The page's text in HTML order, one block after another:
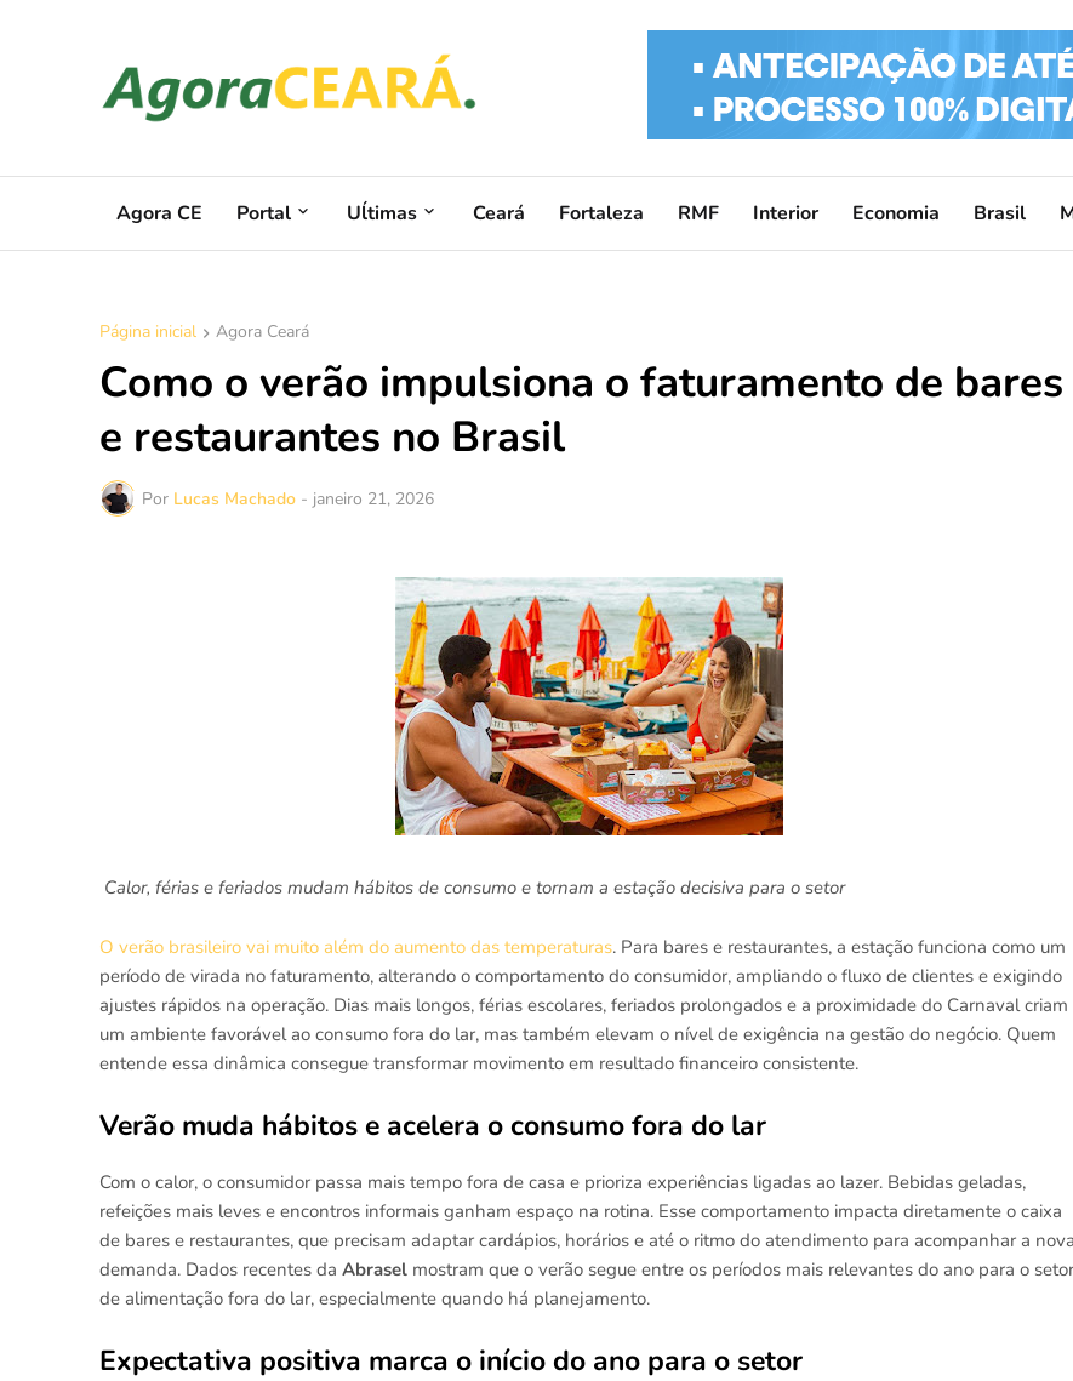
Agora CE Portal Uĺtimas Ceará Fortaleza RMF Interior Economia Brasil
Página inicial Agora Ceará
Como o verão impulsiona o faturamento de bares
e restaurantes no Brasil
Por Lucas Machado - janeiro 21, 2026
Calor, férias e feriados mudam hábitos de consumo e tornam a estação decisiva para o setor
O verão brasileiro vai muito além do aumento das temperaturas. Para bares e restaurantes, a estação funciona como um
período de virada no faturamento, alterando o comportamento do consumidor, ampliando o fluxo de clientes e exigindo
ajustes rápidos na operação. Dias mais longos, férias escolares, feriados prolongados e a proximidade do Carnaval criam
um ambiente favorável ao consumo fora do lar, mas também elevam o nível de exigência na gestão do negócio. Quem
entende essa dinâmica consegue transformar movimento em resultado financeiro consistente.
Verão muda hábitos e acelera o consumo fora do lar
Com o calor, o consumidor passa mais tempo fora de casa e prioriza experiências ligadas ao lazer. Bebidas geladas,
refeições mais leves e encontros informais ganham espaço na rotina. Esse comportamento impacta diretamente o caixa
de bares e restaurantes, que precisam adaptar cardápios, horários e até o ritmo do atendimento para acompanhar a nova
demanda. Dados recentes da Abrasel mostram que o verão segue entre os períodos mais relevantes do ano para o setor
de alimentação fora do lar, especialmente quando há planejamento.
Expectativa positiva marca o início do ano para o setor